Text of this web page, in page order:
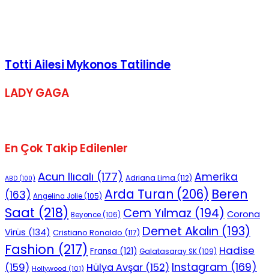
Totti Ailesi Mykonos Tatilinde
LADY GAGA
En Çok Takip Edilenler
ABD (100) Acun Ilıcalı (177) Adriana Lima (112) Amerika
(163) Angelina Jolie(105) Arda Turan (206) Beren
Saat (218) Beyonce(106) Cem Yılmaz (194) Corona
Virüs (134) Cristiano Ronaldo (117) Demet Akalın (193)
Fashion (217) Fransa (121) Galatasaray SK(109) Hadise
(159) Hollywood (101) Hülya Avşar (152) Instagram (169)